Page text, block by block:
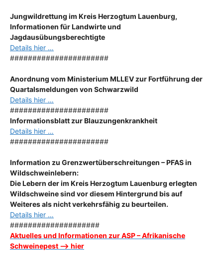
Jungwildrettung im Kreis Herzogtum Lauenburg,
Informationen für Landwirte und
Jagdausübungsberechtigte
Details hier …
######################
Anordnung vom Ministerium MLLEV zur Fortführung der
Quartalsmeldungen von Schwarzwild
Details hier …
######################
Informationsblatt zur Blauzungenkrankheit
Details hier …
######################
Information zu Grenzwertüberschreitungen – PFAS in
Wildschweinlebern:
Die Lebern der im Kreis Herzogtum Lauenburg erlegten
Wildschweine sind vor diesem Hintergrund bis auf
Weiteres als nicht verkehrsfähig zu beurteilen.
Details hier …
####################
Aktuelles und Informationen zur ASP – Afrikanische
Schweinepest –> hier